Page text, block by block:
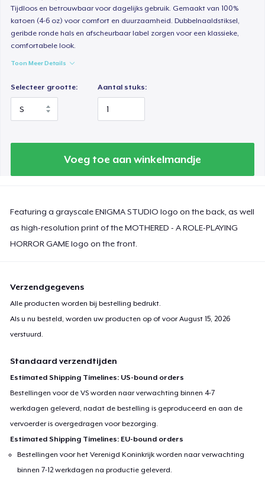
Tijdloos en betrouwbaar voor dagelijks gebruik. Gemaakt van 100%
katoen (4-6 oz) voor comfort en duurzaamheid. Dubbelnaaldstiksel,
geribde ronde hals en afscheurbaar label zorgen voor een klassieke,
comfortabele look.
Toon Meer Details
Selecteer grootte: Aantal stuks:
Voeg toe aan winkelmandje
Featuring a grayscale ENIGMA STUDIO logo on the back, as well
as high-resolution print of the MOTHERED - A ROLE-PLAYING
HORROR GAME logo on the front.
Verzendgegevens
Alle producten worden bij bestelling bedrukt.
Als u nu besteld, worden uw producten op of voorAugust 15, 2026
verstuurd.
Standaard verzendtijden
Estimated Shipping Timelines: US-bound orders
Bestellingen voor de VS worden naar verwachting binnen 4-7
werkdagen geleverd, nadat de bestelling is geproduceerd en aan de
vervoerder is overgedragen voor bezorging.
Estimated Shipping Timelines: EU-bound orders
Bestellingen voor het Verenigd Koninkrijk worden naar verwachting
binnen 7-12 werkdagen na productie geleverd.